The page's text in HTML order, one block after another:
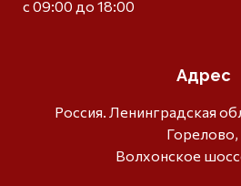
с 09:00 до 18:00
Адрес
Россия. Ленинградская
Горелово,
Волхонское